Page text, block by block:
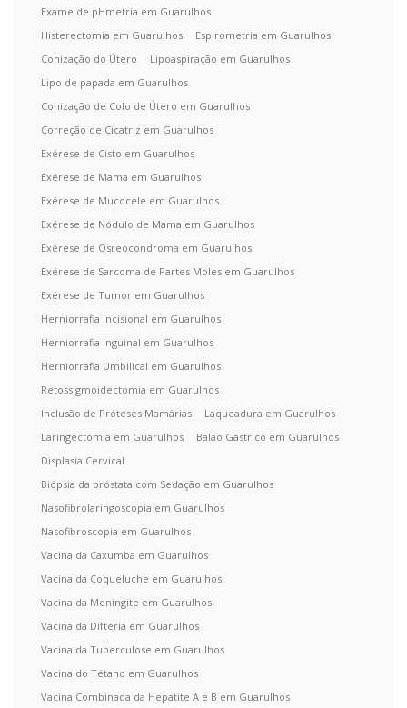
Exame de pHmetria em Guarulhos
Histerectomia em Guarulhos
Espirometria em Guarulhos
Conização do Útero
Lipoaspiração em Guarulhos
Lipo de papada em Guarulhos
Conização de Colo de Útero em Guarulhos
Correção de Cicatriz em Guarulhos
Exérese de Cisto em Guarulhos
Exérese de Mama em Guarulhos
Exérese de Mucocele em Guarulhos
Exérese de Nódulo de Mama em Guarulhos
Exérese de Osreocondroma em Guarulhos
Exérese de Sarcoma de Partes Moles em Guarulhos
Exérese de Tumor em Guarulhos
Herniorrafia Incisional em Guarulhos
Herniorrafia Inguinal em Guarulhos
Herniorrafia Umbilical em Guarulhos
Retossigmoidectomia em Guarulhos
Inclusão de Próteses Mamárias
Laqueadura em Guarulhos
Laringectomia em Guarulhos
Balão Gástrico em Guarulhos
Displasia Cervical
Biópsia da próstata com Sedação em Guarulhos
Nasofibrolaringoscopia em Guarulhos
Nasofibroscopia em Guarulhos
Vacina da Caxumba em Guarulhos
Vacina da Coqueluche em Guarulhos
Vacina da Meningite em Guarulhos
Vacina da Difteria em Guarulhos
Vacina da Tuberculose em Guarulhos
Vacina do Tétano em Guarulhos
Vacina Combinada da Hepatite A e B em Guarulhos